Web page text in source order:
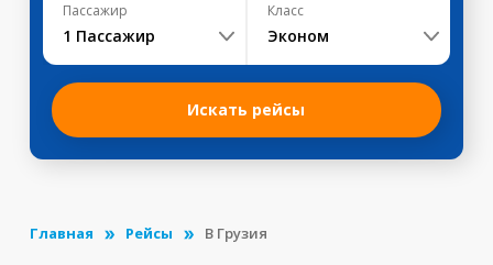
Пассажир
1 Пассажир
Класс
Эконом
Искать рейсы
Главная Рейсы В Грузия